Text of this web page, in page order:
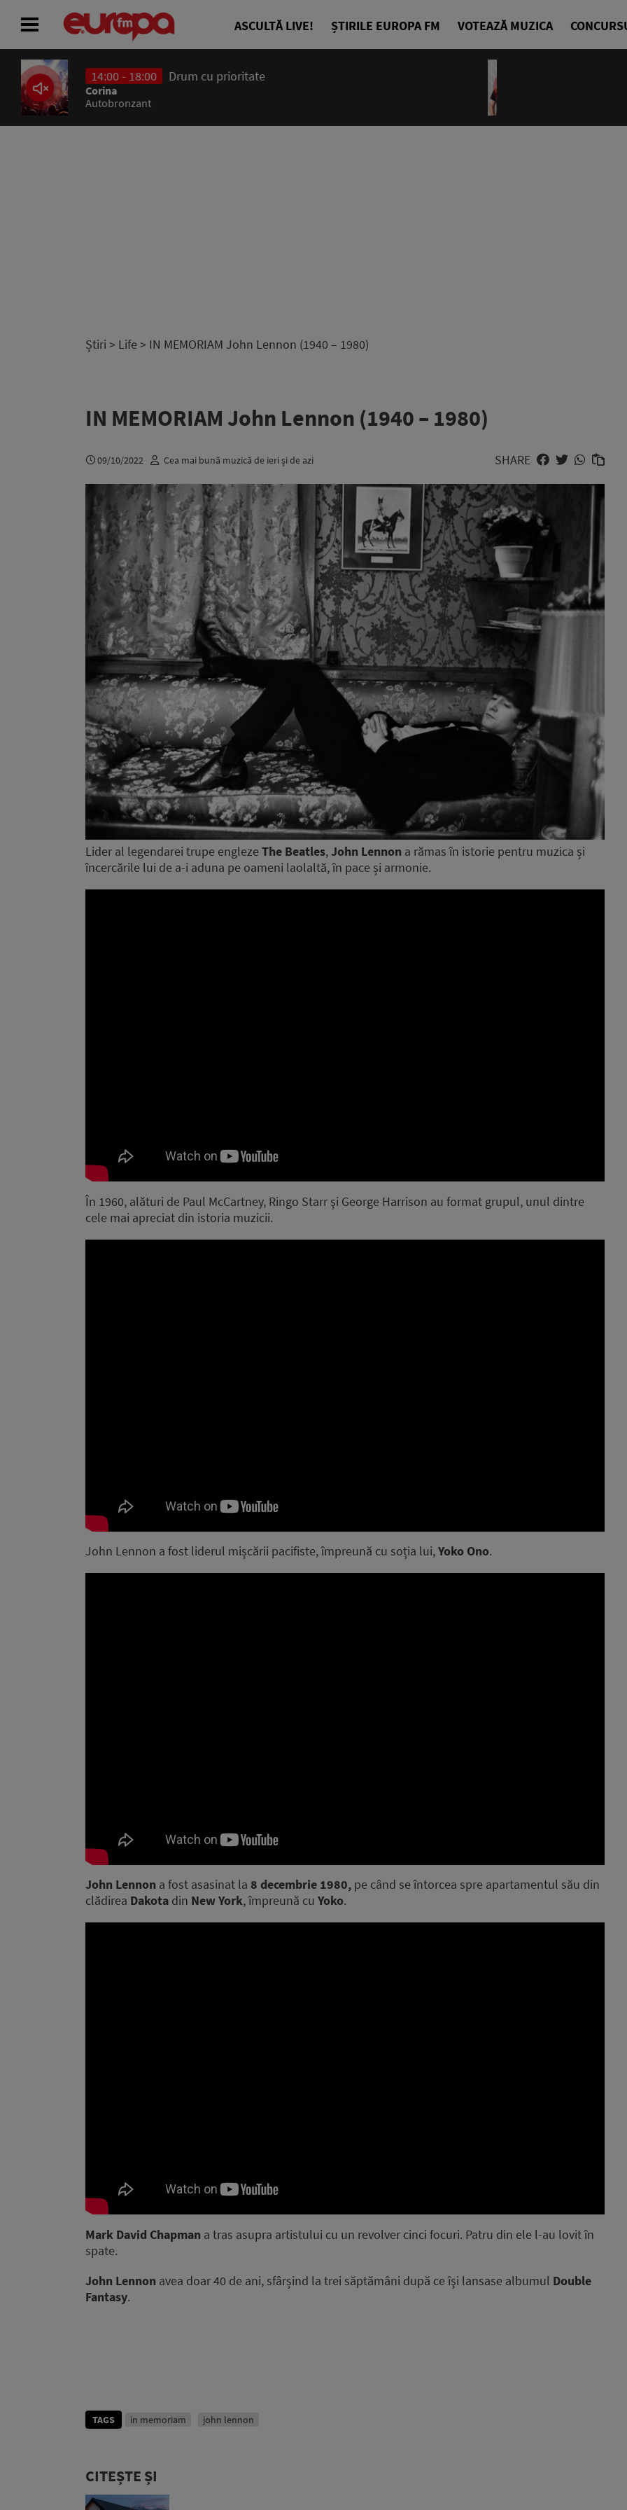
ASCULTĂ LIVE! ȘTIRILE EUROPA FM VOTEAZĂ MUZICA
14:00 - 18:00 Drum cu prioritate
Corina
Autobronzant
Știri > Life > IN MEMORIAM John Lennon (1940 – 1980)
IN MEMORIAM John Lennon (1940 – 1980)
09/10/2022 Cea mai bună muzică de ieri și de azi SHARE
Lider al legendarei trupe engleze The Beatles,John Lennon a rămas în istorie pentru muzica și
încercările lui de a-i aduna pe oameni laolaltă, în pace și armonie.
În 1960, alături de Paul McCartney, Ringo Starr şi George Harrison au format grupul, unul dintre
cele mai apreciat din istoria muzicii.
John Lennon a fost liderul mișcării pacifiste, împreună cu soția lui,Yoko Ono.
John Lennon a fost asasinat la 8 decembrie 1980, pe când se întorcea spre apartamentul său din
clădirea Dakota din New York, împreună cu Yoko.
Mark David Chapman a tras asupra artistului cu un revolver cinci focuri. Patru din ele l-au lovit în
spate.
John Lennon avea doar 40 de ani, sfârșind la trei săptămâni după ce îşi lansase albumul Double
Fantasy.
TAGS in memoriam john lennon
CITEȘTE ȘI
ACASĂ
ȘTIRI